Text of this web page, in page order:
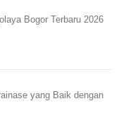
Bogor Terbaru 2026
yang Baik dengan